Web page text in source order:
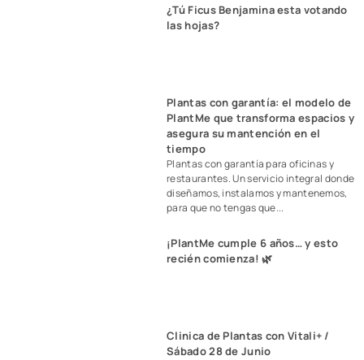
¿Tú Ficus Benjamina esta votando
las hojas?
Plantas con garantía: el modelo de
PlantMe que transforma espacios y
asegura su mantención en el
tiempo
Plantas con garantía para oficinas y
restaurantes. Un servicio integral donde
diseñamos, instalamos y mantenemos,
para que no tengas que...
¡PlantMe cumple 6 años… y esto
recién comienza! 🌿
Clinica de Plantas con Vitali+ /
Sábado 28 de Junio